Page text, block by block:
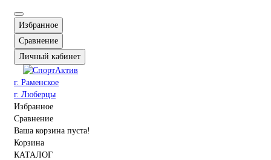
Избранное
Сравнение
Личный кабинет
г. Раменское
г. Люберцы
Избранное
Сравнение
Ваша корзина пуста!
Корзина
КАТАЛОГ